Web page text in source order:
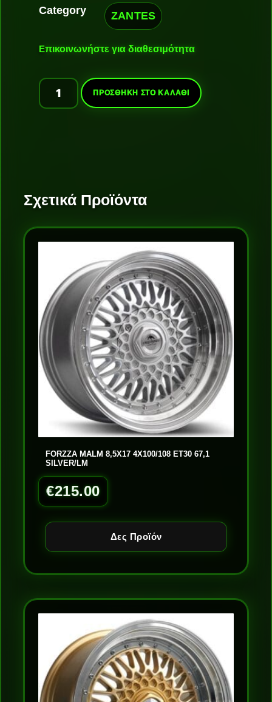
Category
ZANTES
Επικοινωνήστε για διαθεσιμότητα
ΠΡΟΣΘΉΚΗ ΣΤΟ ΚΑΛΆΘΙ
Σχετικά Προϊόντα
FORZZA MALM 8,5X17 4X100/108 ET30 67,1
SILVER/LM
€215.00
Δες Προϊόν